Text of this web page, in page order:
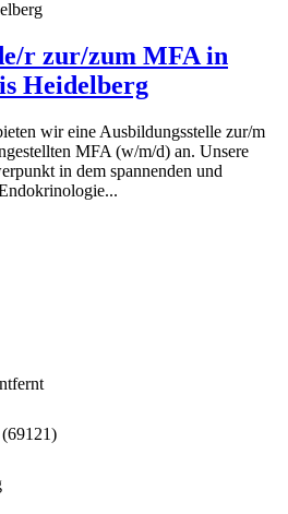
r zur/zum MFA in
Heidelberg
wir eine Ausbildungsstelle zur/m
MFA (w/m/d) an. Unsere
in dem spannenden und
(69121)